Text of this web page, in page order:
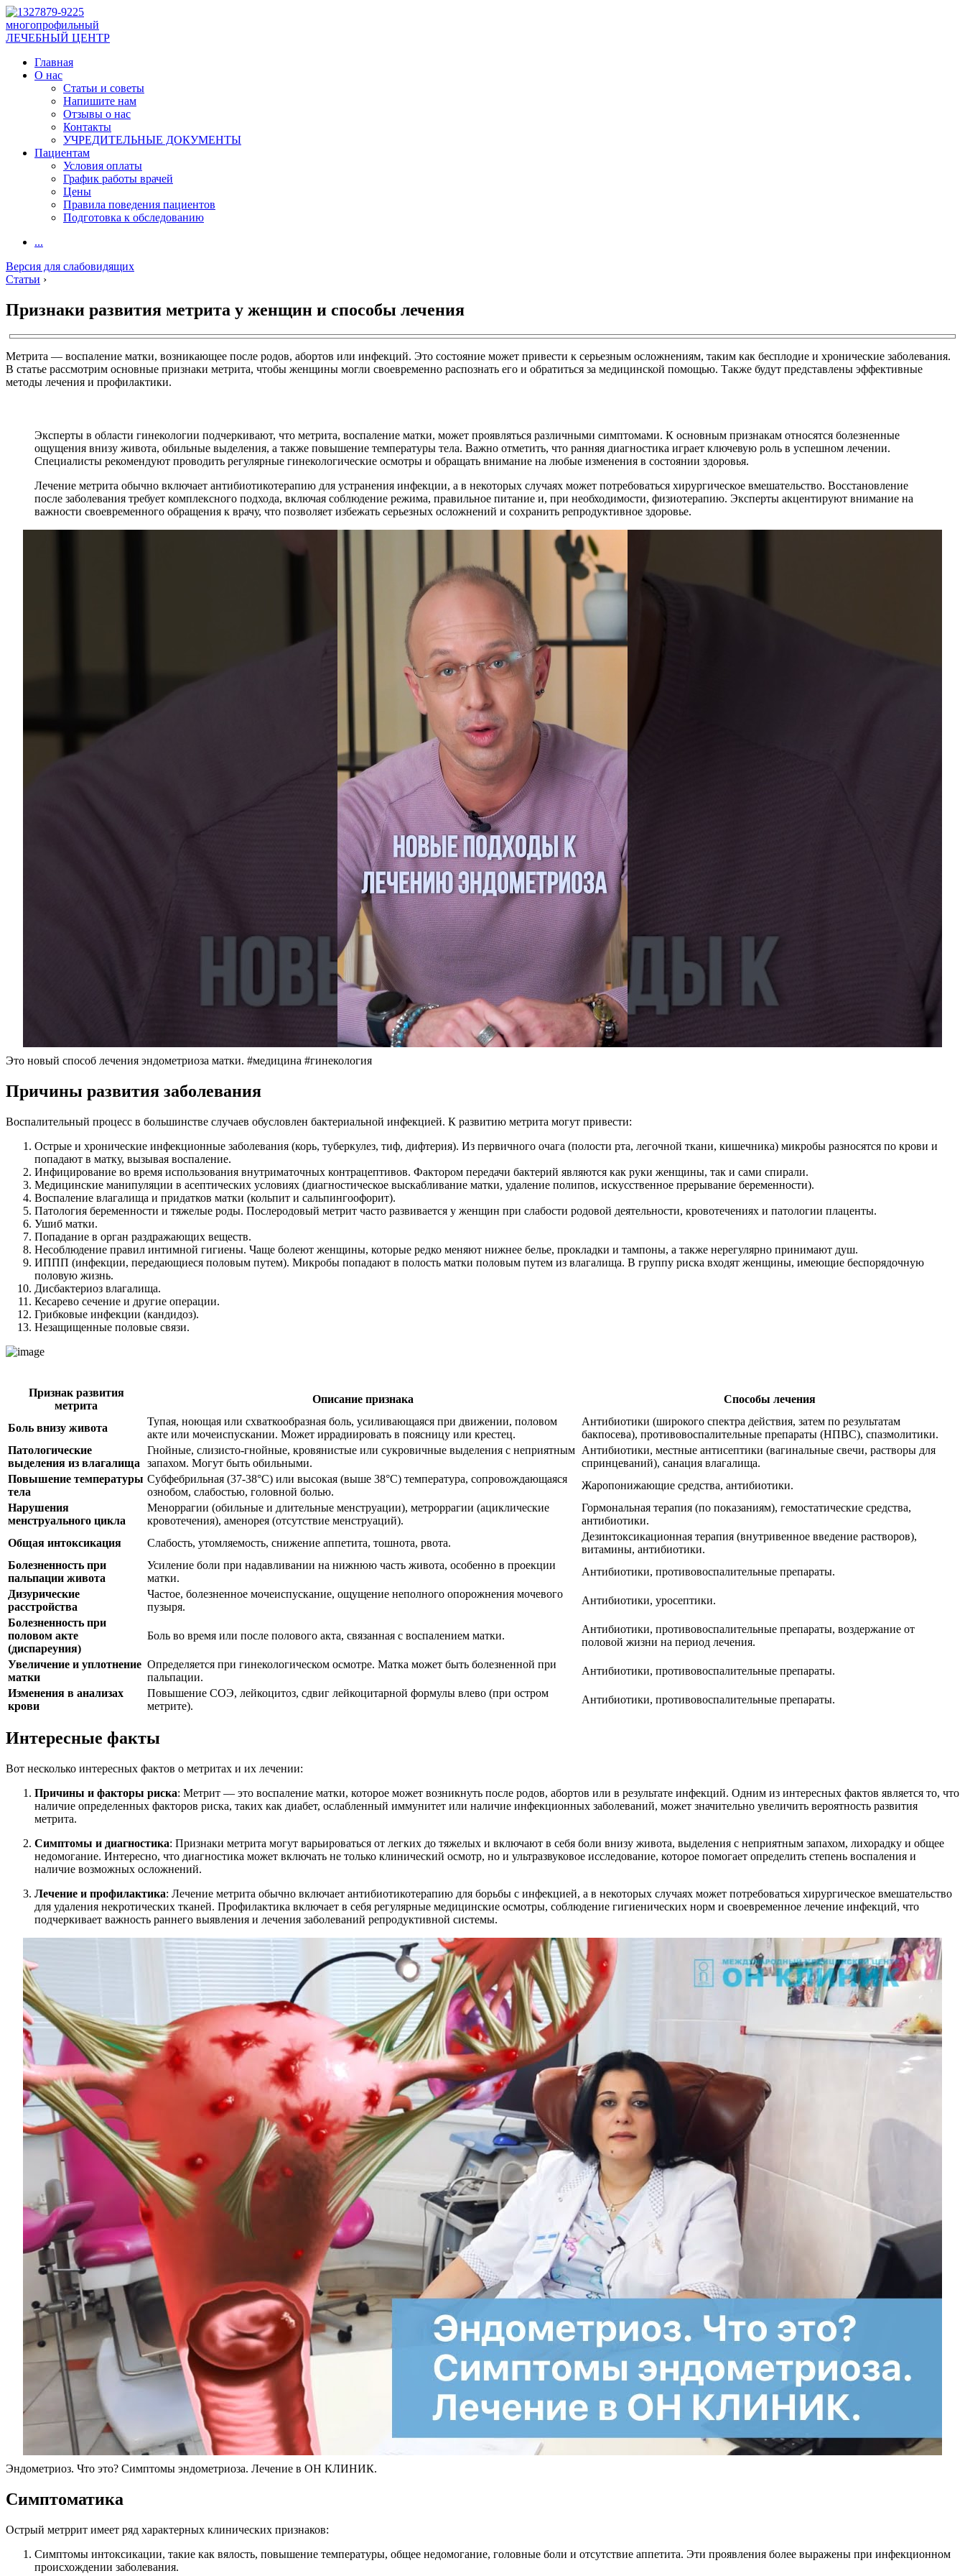
многопрофильный
ЛЕЧЕБНЫЙ ЦЕНТР
Главная
О нас
Статьи и советы
Напишите нам
Отзывы о нас
Контакты
УЧРЕДИТЕЛЬНЫЕ ДОКУМЕНТЫ
Пациентам
Условия оплаты
График работы врачей
Цены
Правила поведения пациентов
Подготовка к обследованию
...
Версия для слабовидящих
Статьи ›
Признаки развития метрита у женщин и способы лечения
Метрита — воспаление матки, возникающее после родов, абортов или инфекций. Это состояние может привести к серьезным осложнениям, таким как бесплодие и хронические заболевания.
В статье рассмотрим основные признаки метрита, чтобы женщины могли своевременно распознать его и обратиться за медицинской помощью. Также будут представлены эффективные
методы лечения и профилактики.
Эксперты в области гинекологии подчеркивают, что метрита, воспаление матки, может проявляться различными симптомами. К основным признакам относятся болезненные
ощущения внизу живота, обильные выделения, а также повышение температуры тела. Важно отметить, что ранняя диагностика играет ключевую роль в успешном лечении.
Специалисты рекомендуют проводить регулярные гинекологические осмотры и обращать внимание на любые изменения в состоянии здоровья.
Лечение метрита обычно включает антибиотикотерапию для устранения инфекции, а в некоторых случаях может потребоваться хирургическое вмешательство. Восстановление
после заболевания требует комплексного подхода, включая соблюдение режима, правильное питание и, при необходимости, физиотерапию. Эксперты акцентируют внимание на
важности своевременного обращения к врачу, что позволяет избежать серьезных осложнений и сохранить репродуктивное здоровье.
Это новый способ лечения эндометриоза матки. #медицина #гинекология
Причины развития заболевания
Воспалительный процесс в большинстве случаев обусловлен бактериальной инфекцией. К развитию метрита могут привести:
Острые и хронические инфекционные заболевания (корь, туберкулез, тиф, дифтерия). Из первичного очага (полости рта, легочной ткани, кишечника) микробы разносятся по крови и
попадают в матку, вызывая воспаление.
Инфицирование во время использования внутриматочных контрацептивов. Фактором передачи бактерий являются как руки женщины, так и сами спирали.
Медицинские манипуляции в асептических условиях (диагностическое выскабливание матки, удаление полипов, искусственное прерывание беременности).
Воспаление влагалища и придатков матки (кольпит и сальпингоофорит).
Патология беременности и тяжелые роды. Послеродовый метрит часто развивается у женщин при слабости родовой деятельности, кровотечениях и патологии плаценты.
Ушиб матки.
Попадание в орган раздражающих веществ.
Несоблюдение правил интимной гигиены. Чаще болеют женщины, которые редко меняют нижнее белье, прокладки и тампоны, а также нерегулярно принимают душ.
ИППП (инфекции, передающиеся половым путем). Микробы попадают в полость матки половым путем из влагалища. В группу риска входят женщины, имеющие беспорядочную
половую жизнь.
Дисбактериоз влагалища.
Кесарево сечение и другие операции.
Грибковые инфекции (кандидоз).
Незащищенные половые связи.
Признак развития
метрита
Описание признака Способы лечения
Боль внизу живота
Тупая, ноющая или схваткообразная боль, усиливающаяся при движении, половом
акте или мочеиспускании. Может иррадиировать в поясницу или крестец.
Антибиотики (широкого спектра действия, затем по результатам
бакпосева), противовоспалительные препараты (НПВС), спазмолитики.
Патологические
выделения из влагалища
Гнойные, слизисто-гнойные, кровянистые или сукровичные выделения с неприятным
запахом. Могут быть обильными.
Антибиотики, местные антисептики (вагинальные свечи, растворы для
спринцеваний), санация влагалища.
Повышение температуры
тела
Субфебрильная (37-38°C) или высокая (выше 38°C) температура, сопровождающаяся
ознобом, слабостью, головной болью.
Жаропонижающие средства, антибиотики.
Нарушения
менструального цикла
Меноррагии (обильные и длительные менструации), метроррагии (ациклические
кровотечения), аменорея (отсутствие менструаций).
Гормональная терапия (по показаниям), гемостатические средства,
антибиотики.
Общая интоксикация
Слабость, утомляемость, снижение аппетита, тошнота, рвота.
Дезинтоксикационная терапия (внутривенное введение растворов),
витамины, антибиотики.
Болезненность при
пальпации живота
Усиление боли при надавливании на нижнюю часть живота, особенно в проекции
матки.
Антибиотики, противовоспалительные препараты.
Дизурические
расстройства
Частое, болезненное мочеиспускание, ощущение неполного опорожнения мочевого
пузыря.
Антибиотики, уросептики.
Болезненность при
половом акте
(диспареуния)
Боль во время или после полового акта, связанная с воспалением матки.
Антибиотики, противовоспалительные препараты, воздержание от
половой жизни на период лечения.
Увеличение и уплотнение
матки
Определяется при гинекологическом осмотре. Матка может быть болезненной при
пальпации.
Антибиотики, противовоспалительные препараты.
Изменения в анализах
крови
Повышение СОЭ, лейкоцитоз, сдвиг лейкоцитарной формулы влево (при остром
метрите).
Антибиотики, противовоспалительные препараты.
Интересные факты
Вот несколько интересных фактов о метритах и их лечении:
Причины и факторы риска: Метрит — это воспаление матки, которое может возникнуть после родов, абортов или в результате инфекций. Одним из интересных фактов является то, что
наличие определенных факторов риска, таких как диабет, ослабленный иммунитет или наличие инфекционных заболеваний, может значительно увеличить вероятность развития
метрита.
Симптомы и диагностика: Признаки метрита могут варьироваться от легких до тяжелых и включают в себя боли внизу живота, выделения с неприятным запахом, лихорадку и общее
недомогание. Интересно, что диагностика может включать не только клинический осмотр, но и ультразвуковое исследование, которое помогает определить степень воспаления и
наличие возможных осложнений.
Лечение и профилактика: Лечение метрита обычно включает антибиотикотерапию для борьбы с инфекцией, а в некоторых случаях может потребоваться хирургическое вмешательство
для удаления некротических тканей. Профилактика включает в себя регулярные медицинские осмотры, соблюдение гигиенических норм и своевременное лечение инфекций, что
подчеркивает важность раннего выявления и лечения заболеваний репродуктивной системы.
Эндометриоз. Что это? Симптомы эндометриоза. Лечение в ОН КЛИНИК.
Симптоматика
Острый метррит имеет ряд характерных клинических признаков:
Симптомы интоксикации, такие как вялость, повышение температуры, общее недомогание, головные боли и отсутствие аппетита. Эти проявления более выражены при инфекционном
происхождении заболевания.